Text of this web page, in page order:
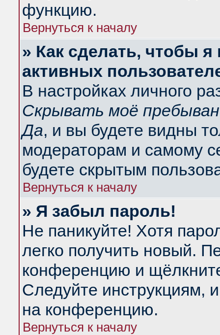
функцию.
Вернуться к началу
» Как сделать, чтобы
активных
В настройках личного
Скрывать моё
Да, и вы будете видны
модераторам и самому
будете скрытым
Вернуться к началу
» Я забыл пароль!
Не паникуйте! Хотя
легко получить новый.
конференцию и
Следуйте инструкциям,
на конференцию.
Вернуться к началу